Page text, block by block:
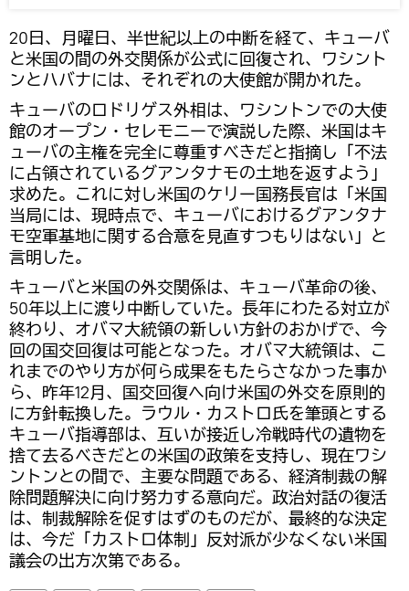
20日、月曜日、半世紀以上の中断を経て、キューバ
と米国の間の外交関係が公式に回復され、ワシント
ンとハバナには、それぞれの大使館が開かれた。
キューバのロドリゲス外相は、ワシントンでの大使
館のオープン・セレモニーで演説した際、米国はキ
ューバの主権を完全に尊重すべきだと指摘し「不法
に占領されているグアンタナモの土地を返すよう」
求めた。これに対し米国のケリー国務長官は「米国
当局には、現時点で、キューバにおけるグアンタナ
モ空軍基地に関する合意を見直すつもりはない」と
言明した。
キューバと米国の外交関係は、キューバ革命の後、
50年以上に渡り中断していた。長年にわたる対立が
終わり、オバマ大統領の新しい方針のおかげで、今
回の国交回復は可能となった。オバマ大統領は、こ
れまでのやり方が何ら成果をもたらさなかった事か
ら、昨年12月、国交回復へ向け米国の外交を原則的
に方針転換した。ラウル・カストロ氏を筆頭とする
キューバ指導部は、互いが接近し冷戦時代の遺物を
捨て去るべきだとの米国の政策を支持し、現在ワシ
ントンとの間で、主要な問題である、経済制裁の解
除問題解決に向け努力する意向だ。政治対話の復活
は、制裁解除を促すはずのものだが、最終的な決定
は、今だ「カストロ体制」反対派が少なくない米国
議会の出方次第である。